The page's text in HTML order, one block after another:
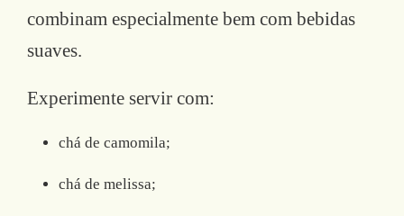
combinam especialmente bem com bebidas
suaves.
Experimente servir com:
chá de camomila;
chá de melissa;